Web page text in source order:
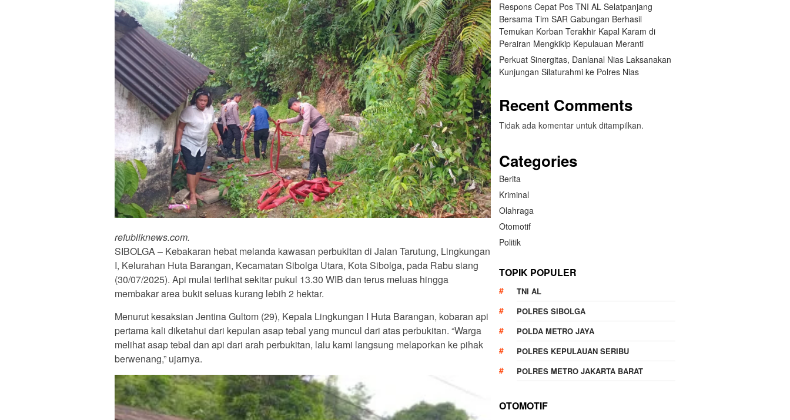
refubliknews.com.
SIBOLGA – Kebakaran hebat melanda kawasan perbukitan di Jalan Tarutung, Lingkungan
I, Kelurahan Huta Barangan, Kecamatan Sibolga Utara, Kota Sibolga, pada Rabu siang
(30/07/2025). Api mulai terlihat sekitar pukul 13.30 WIB dan terus meluas hingga
membakar area bukit seluas kurang lebih 2 hektar.
Menurut kesaksian Jentina Gultom (29), Kepala Lingkungan I Huta Barangan, kobaran api
pertama kali diketahui dari kepulan asap tebal yang muncul dari atas perbukitan. “Warga
melihat asap tebal dan api dari arah perbukitan, lalu kami langsung melaporkan ke pihak
berwenang,” ujarnya.
Respons Cepat Pos TNI AL Selatpanjang
Bersama Tim SAR Gabungan Berhasil
Temukan Korban Terakhir Kapal Karam di
Perairan Mengkikip Kepulauan Meranti
Perkuat Sinergitas, Danlanal Nias Laksanakan
Kunjungan Silaturahmi ke Polres Nias
Recent Comments
Tidak ada komentar untuk ditampilkan.
Categories
Berita
Kriminal
Olahraga
Otomotif
Politik
TOPIK POPULER
TNI AL
POLRES SIBOLGA
POLDA METRO JAYA
POLRES KEPULAUAN SERIBU
POLRES METRO JAKARTA BARAT
OTOMOTIF